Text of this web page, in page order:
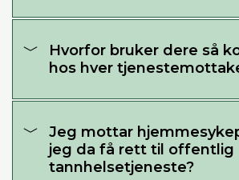
Hvorfor bruker dere så
hos hver
Jeg mottar
jeg da få rett til offentlig
tannhelsetjeneste?